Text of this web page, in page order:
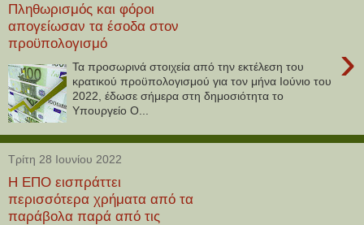
Πληθωρισμός και φόροι
απογείωσαν τα έσοδα στον
προϋπολογισμό
›
Τα προσωρινά στοιχεία από την εκτέλεση του
κρατικού προϋπολογισμού για τον μήνα Ιούνιο του
2022, έδωσε σήμερα στη δημοσιότητα το
Υπουργείο Ο...
Τρίτη 28 Ιουνίου 2022
Η ΕΠΟ εισπράττει
περισσότερα χρήματα από τα
παράβολα παρά από τις